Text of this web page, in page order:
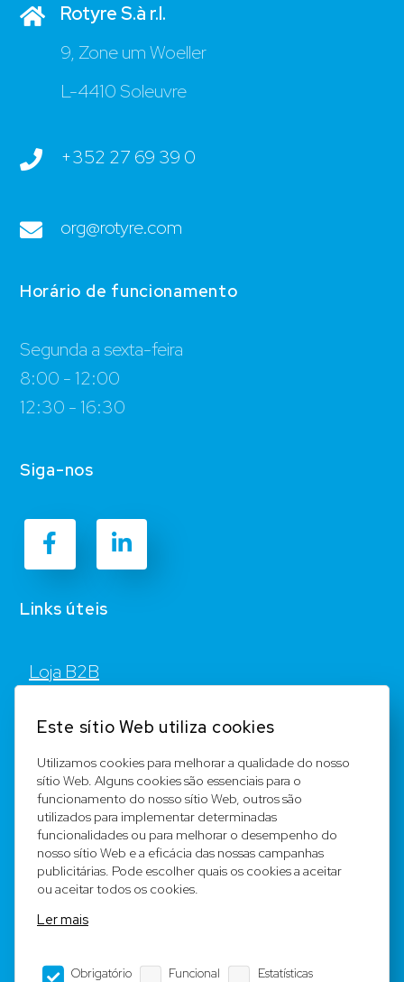
Rotyre S.à r.l.
9, Zone um Woeller
L-4410 Soleuvre
+352 27 69 39 0
org@rotyre.com
Horário de funcionamento
Segunda a sexta-feira
8:00 - 12:00
12:30 - 16:30
Siga-nos
Links úteis
Loja B2B
Registar
Equipa
Notícia legal
Este sítio Web utiliza cookies
Utilizamos cookies para melhorar a qualidade do nosso
sítio Web. Alguns cookies são essenciais para o
funcionamento do nosso sítio Web, outros são
utilizados para implementar determinadas
funcionalidades ou para melhorar o desempenho do
nosso sítio Web e a eficácia das nossas campanhas
publicitárias. Pode escolher quais os cookies a aceitar
ou aceitar todos os cookies.
Ler mais
Obrigatório Funcional Estatísticas